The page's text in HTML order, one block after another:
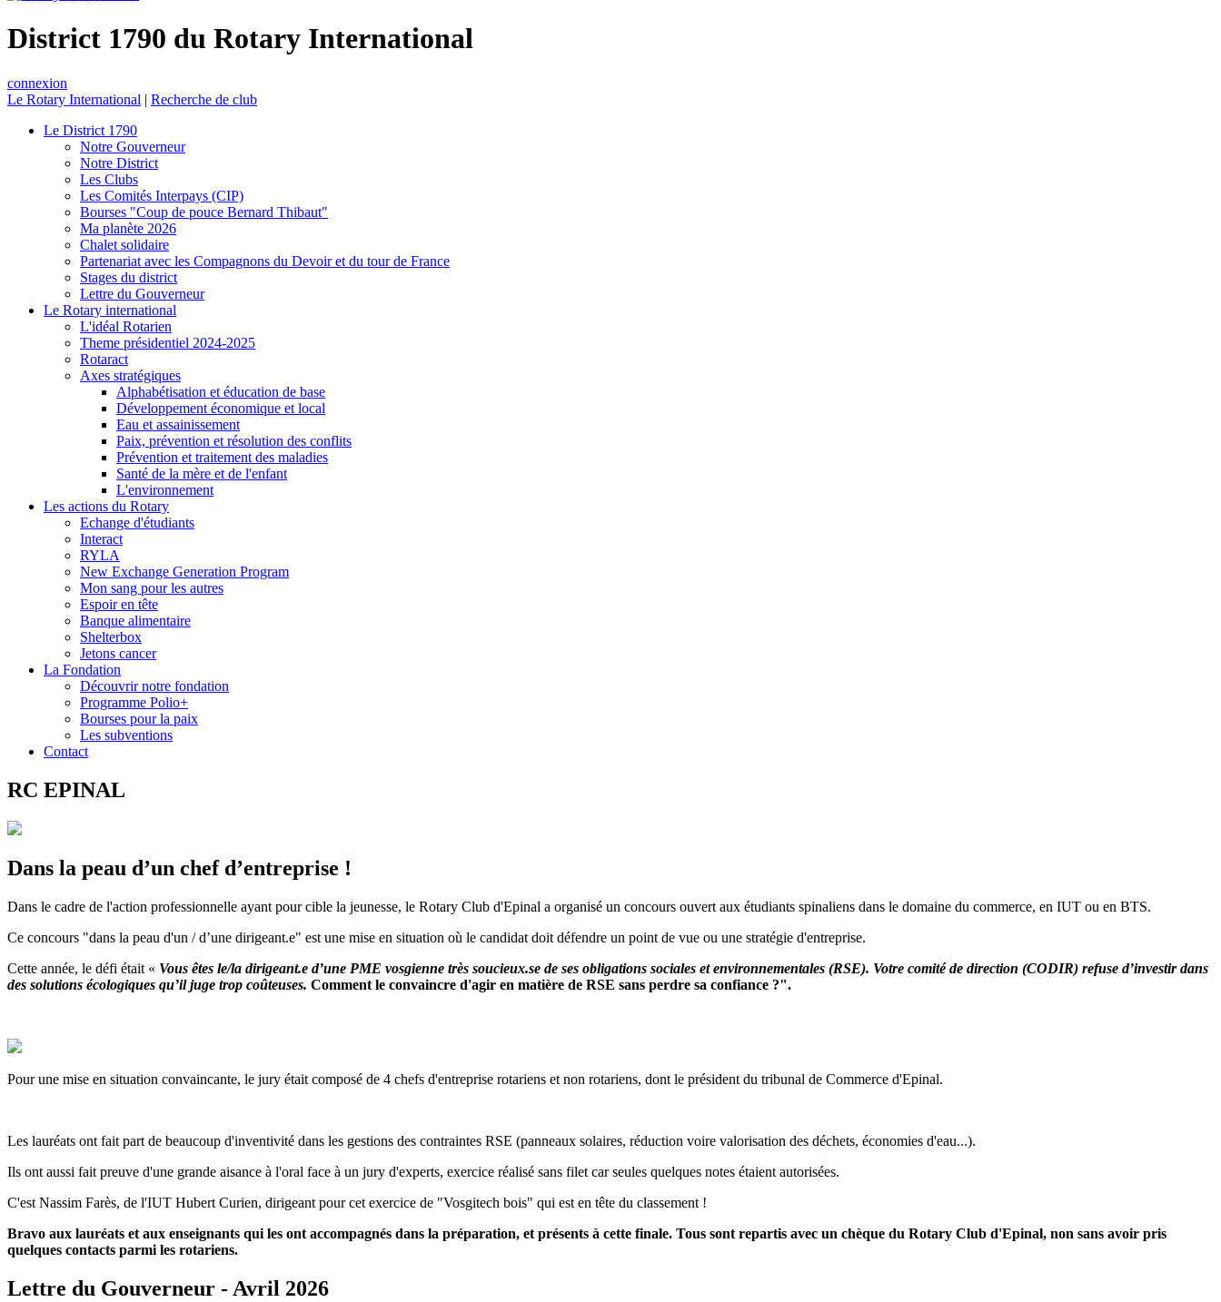
District 1790 du Rotary International
connexion
Le Rotary International | Recherche de club
Le District 1790
Notre Gouverneur
Notre District
Les Clubs
Les Comités Interpays (CIP)
Bourses "Coup de pouce Bernard Thibaut"
Ma planète 2026
Chalet solidaire
Partenariat avec les Compagnons du Devoir et du tour de France
Stages du district
Lettre du Gouverneur
Le Rotary international
L'idéal Rotarien
Theme présidentiel 2024-2025
Rotaract
Axes stratégiques
Alphabétisation et éducation de base
Développement économique et local
Eau et assainissement
Paix, prévention et résolution des conflits
Prévention et traitement des maladies
Santé de la mère et de l'enfant
L'environnement
Les actions du Rotary
Echange d'étudiants
Interact
RYLA
New Exchange Generation Program
Mon sang pour les autres
Espoir en tête
Banque alimentaire
Shelterbox
Jetons cancer
La Fondation
Découvrir notre fondation
Programme Polio+
Bourses pour la paix
Les subventions
Contact
RC EPINAL
Dans la peau d’un chef d’entreprise !
Dans le cadre de l'action professionnelle ayant pour cible la jeunesse, le Rotary Club d'Epinal a organisé un concours ouvert aux étudiants spinaliens dans le domaine du commerce, en IUT ou en BTS.
Ce concours "dans la peau d'un / d’une dirigeant.e" est une mise en situation où le candidat doit défendre un point de vue ou une stratégie d'entreprise.
Cette année, le défi était « Vous êtes le/la dirigeant.e d’une PME vosgienne très soucieux.se de ses obligations sociales et environnementales (RSE). Votre comité de direction (CODIR) refuse d’investir dans
des solutions écologiques qu’il juge trop coûteuses. Comment le convaincre d'agir en matière de RSE sans perdre sa confiance ?".
Pour une mise en situation convaincante, le jury était composé de 4 chefs d'entreprise rotariens et non rotariens, dont le président du tribunal de Commerce d'Epinal.
Les lauréats ont fait part de beaucoup d'inventivité dans les gestions des contraintes RSE (panneaux solaires, réduction voire valorisation des déchets, économies d'eau...).
Ils ont aussi fait preuve d'une grande aisance à l'oral face à un jury d'experts, exercice réalisé sans filet car seules quelques notes étaient autorisées.
C'est Nassim Farès, de l'IUT Hubert Curien, dirigeant pour cet exercice de "Vosgitech bois" qui est en tête du classement !
Bravo aux lauréats et aux enseignants qui les ont accompagnés dans la préparation, et présents à cette finale. Tous sont repartis avec un chèque du Rotary Club d'Epinal, non sans avoir pris
quelques contacts parmi les rotariens.
Lettre du Gouverneur - Avril 2026